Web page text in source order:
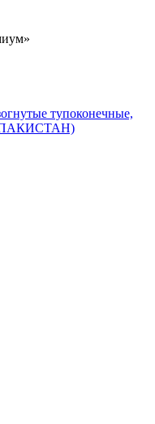
тупоконечные,
(ПАКИСТАН)